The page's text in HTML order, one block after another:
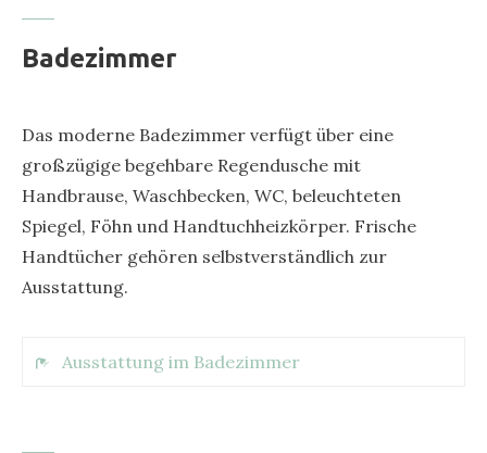
* Kühlschrank mit Gefrierfach
* Töpfe & Pfannen
* Nespresso Kaffeemaschine (Kapseln)
* Wasserkocher
* Toaster
* Esstisch für 4 Personen
* Hochstuhl bei Bedarf
Badezimmer
Das moderne Badezimmer verfügt über eine
großzügige begehbare Regendusche mit
Handbrause, Waschbecken, WC, beleuchteten
Spiegel, Föhn und Handtuchheizkörper. Frische
Handtücher gehören selbstverständlich zur
Ausstattung.
Ausstattung im Badezimmer